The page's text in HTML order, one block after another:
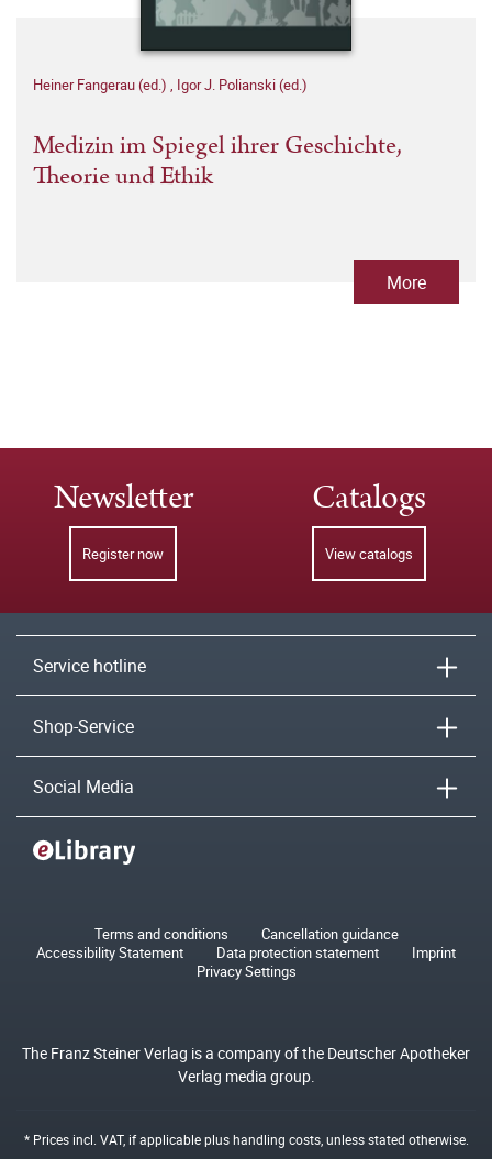
Heiner Fangerau (ed.) , Igor J. Polianski (ed.)
Medizin im Spiegel ihrer Geschichte,
Theorie und Ethik
More
Newsletter
Register now
Catalogs
View catalogs
Service hotline
Shop-Service
Social Media
Terms and conditions
Cancellation guidance
Accessibility Statement
Data protection statement
Imprint
Privacy Settings
The Franz Steiner Verlag is a company of the Deutscher Apotheker
Verlag media group.
* Prices incl. VAT, if applicable plushandling costs, unless stated otherwise.